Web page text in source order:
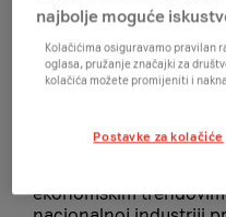
industrija u 2022.
eura s 10% većom
ekonomskim
najbolje moguće
Kolačićima osiguravamo pravilan
oglasa, pružanje značajki za
kolačića možete promijeniti i
Postavke za kolačiće